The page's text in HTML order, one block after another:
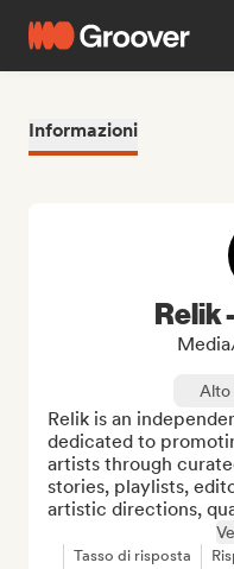
Informazioni
Relik
Alto
Relik is an
dedicated to
artists through
stories, playlists,
artistic directions,
Tasso di risposta